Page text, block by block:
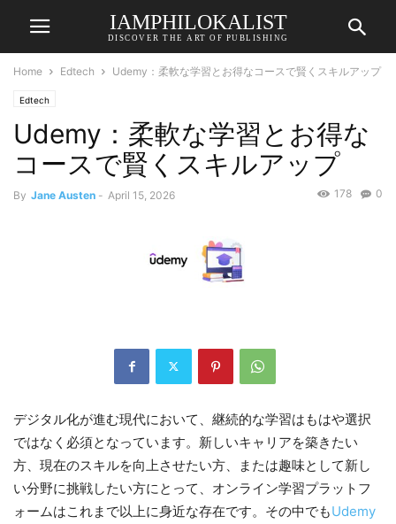
IAMPHILOKALIST
DISCOVER THE ART OF PUBLISHING
Home Edtech Udemy：柔軟な学習とお得なコースで賢くスキルアップ
Edtech
Udemy：柔軟な学習とお得な
コースで賢くスキルアップ
By Jane Austen - April 15, 2026 0
178
デジタル化が進む現代において、継続的な学習はもはや選択
ではなく必須となっています。新しいキャリアを築きたい
方、現在のスキルを向上させたい方、または趣味として新し
い分野に挑戦したい方にとって、オンライン学習プラットフ
ォームはこれまで以上に身近な存在です。その中でもUdemy